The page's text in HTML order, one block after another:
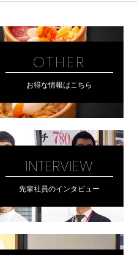
OTHER
お得な情報はこちら
INTERVIEW
先輩社員のインタビュー